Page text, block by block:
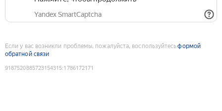
Yandex SmartCaptcha
Если у вас возникли проблемы, пожалуйста, воспользуйтесьформой
обратной связи
9187520885723154315:1786172171